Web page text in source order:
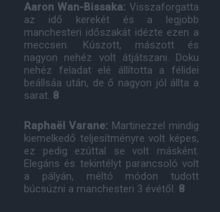
Aaron Wan-Bissaka: Visszaforgatta
az idő kerekét és a legjobb
manchesteri időszakát idézte ezen a
meccsen. Kúszott, mászott és
nagyon nehéz volt átjátszani. Doku
nehéz feladat elé állította a félidei
beállsáa után, de ő nagyon jól állta a
sarat. 8
Raphaël Varane: Martinezzel mindig
kiemelkedő teljesítményre volt képes,
ez pedig ezúttal se volt másként.
Elegáns és tekintélyt parancsoló volt
a pályán, méltó módon tudott
búcsúzni a manchesteri 3 évétől. 8